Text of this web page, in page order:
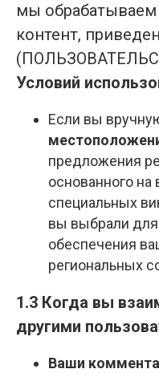
мы
контент,
Условий
Если вы
предложения
основанного
специальных
вы выбрали для
обеспечения
региональных
1.3 Когда вы
другими
Ваши